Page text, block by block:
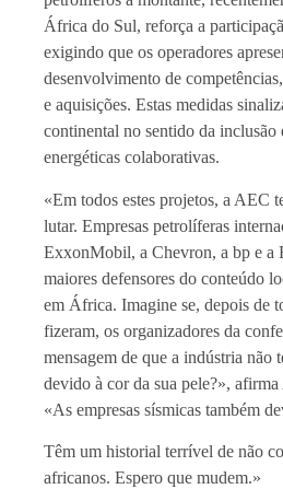
África do Sul, reforça a
exigindo que os operadores
desenvolvimento de
e aquisições. Estas medidas
continental no sentido da inclusão
energéticas colaborativas.
«Em todos estes projetos, a AEC
lutar. Empresas petrolíferas
ExxonMobil, a Chevron, a bp e a
maiores defensores do conteúdo
em África. Imagine se, depois de
fizeram, os organizadores da
mensagem de que a indústria não
devido à cor da sua pele?»,
«As empresas sísmicas também
Têm um historial terrível de não
africanos. Espero que mudem.»